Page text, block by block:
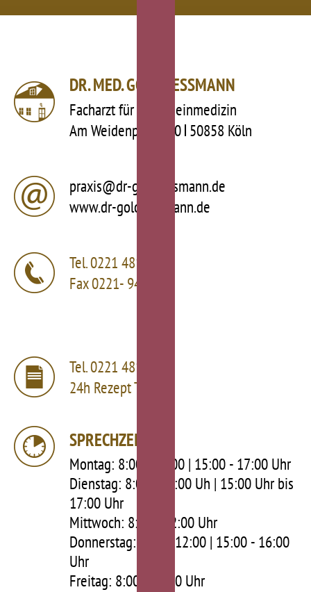
DR. MED. GOLO TESSMANN
Facharzt für Allgemeinmedizin
Am Weidenpesch 10 50858 Köln
praxis@dr-golotessmann.de
www.dr-golotessmann.de
Tel.0221 481703
Fax 0221- 9483718
Tel.0221 481703
24h Rezept Telefon
SPRECHZEITEN
Montag 8:00 - 12:00 | 15:00 - 17:00 Uhr
Dienstag 8:00 - 12:00 Uh | 15:00 Uhr bis
17:00 Uhr
Mittwoch 8:00 - 12:00 Uhr
Donnerstag
8:00 - 12:00 | 15:00 - 16:00
Uhr
Freitag 8:00 - 12:00 Uhr